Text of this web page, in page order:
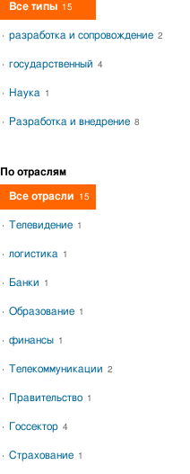
Все типы 15
разработка и сопровождение 2
государственный 4
Наука 1
Разработка и внедрение 8
По отраслям
Все отрасли 15
Телевидение 1
логистика 1
Банки 1
Образование 1
финансы 1
Телекоммуникации 2
Правительство 1
Госсектор 4
Страхование 1